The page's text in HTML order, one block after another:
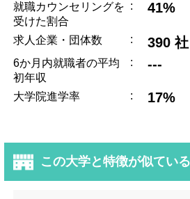
就職カウンセリングを
受けた割合
: 41%
求人企業・団体数 : 390
6か月内就職者の平均
初年収
: ---
大学院進学率 : 17%
この大学と特徴が似てい